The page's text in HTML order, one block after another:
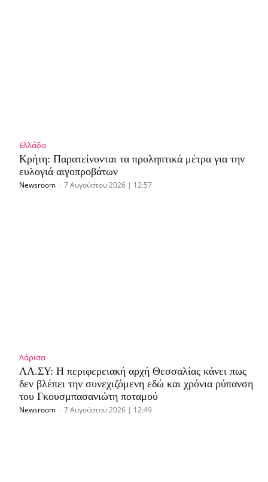
Ελλάδα
Κρήτη: Παρατείνονται τα προληπτικά μέτρα για την
ευλογιά αιγοπροβάτων
Newsroom - 7 Αυγούστου 2026 | 12:57
Λάρισα
ΛΑ.ΣΥ: Η περιφερειακή αρχή Θεσσαλίας κάνει πως
δεν βλέπει την συνεχιζόμενη εδώ και χρόνια ρύπανση
του Γκουσμπασανιώτη ποταμού
Newsroom - 7 Αυγούστου 2026 | 12:49